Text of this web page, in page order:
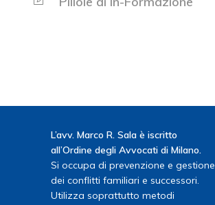
L’avv. Marco R. Sala è iscritto
all’Ordine degli Avvocati di Milano.
Si occupa di prevenzione e gestione
dei conflitti familiari e successori.
Utilizza soprattutto metodi